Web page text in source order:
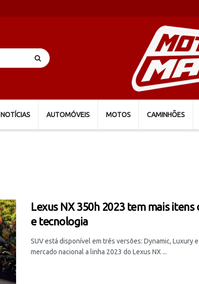
NOTÍCIAS AUTOMÓVEIS MOTOS CAMINHÕES
Lexus NX 350h 2023 tem mais
e tecnologia
SUV está disponível em três versões: Dynamic, Luxury
mercado nacional a linha 2023 do Lexus NX ...